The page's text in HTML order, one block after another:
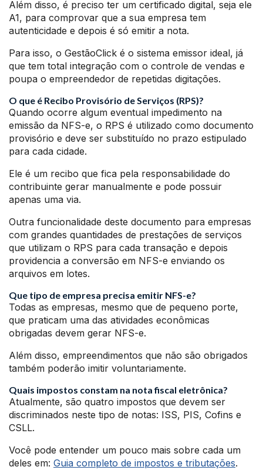
Além disso, é preciso ter um certificado digital, seja ele
A1, para comprovar que a sua empresa tem
autenticidade e depois é só emitir a nota.
Para isso, o GestãoClick é o sistema emissor ideal, já
que tem total integração com o controle de vendas e
poupa o empreendedor de repetidas digitações.
O que é Recibo Provisório de Serviços (RPS)?
Quando ocorre algum eventual impedimento na
emissão da NFS-e, o RPS é utilizado como documento
provisório e deve ser substituído no prazo estipulado
para cada cidade.
Ele é um recibo que fica pela responsabilidade do
contribuinte gerar manualmente e pode possuir
apenas uma via.
Outra funcionalidade deste documento para empresas
com grandes quantidades de prestações de serviços
que utilizam o RPS para cada transação e depois
providencia a conversão em NFS-e enviando os
arquivos em lotes.
Que tipo de empresa precisa emitir NFS-e?
Todas as empresas, mesmo que de pequeno porte,
que praticam uma das atividades econômicas
obrigadas devem gerar NFS-e.
Além disso, empreendimentos que não são obrigados
também poderão imitir voluntariamente.
Quais impostos constam na nota fiscal eletrônica?
Atualmente, são quatro impostos que devem ser
discriminados neste tipo de notas: ISS, PIS, Cofins e
CSLL.
Você pode entender um pouco mais sobre cada um
deles em: Guia completo de impostos e tributações.